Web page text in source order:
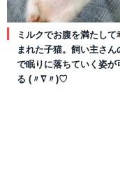
ミルクでお腹を満たして
まれた子猫。飼い主さん
で眠りに落ちていく姿が
る (〃∇〃)♡